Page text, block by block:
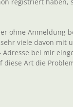
ohne Anmeldung
viele davon mit
Adresse bei mir
diese Art die